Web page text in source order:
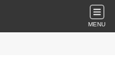
MENU